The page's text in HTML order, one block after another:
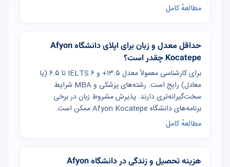
مطالعهٔ کامل
حداقل معدل و زبان برای اپلای دانشگاه Afyon
Kocatepe چقدر است؟
برای کارشناسی معمولاً معدل ۱۳.۵+ و IELTS ۶ تا ۶.۵ (یا
معادل) رایج است. رشته‌های پزشکی و MBA شرایط
سخت‌گیرانه‌تری دارند. پذیرش مشروط زبان در برخی
برنامه‌های دانشگاه Afyon Kocatepe ممکن است.
مطالعهٔ کامل
هزینه تحصیل و زندگی در دانشگاه Afyon